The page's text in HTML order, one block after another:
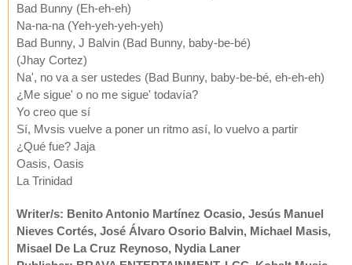
Bad Bunny (Eh-eh-eh)
Na-na-na (Yeh-yeh-yeh-yeh)
Bad Bunny, J Balvin (Bad Bunny, baby-be-bé)
(Jhay Cortez)
Na', no va a ser ustedes (Bad Bunny, baby-be-bé, eh-eh-eh)
¿Me sigue' o no me sigue' todavía?
Yo creo que sí
Sí, Mvsis vuelve a poner un ritmo así, lo vuelvo a partir
¿Qué fue? Jaja
Oasis, Oasis
La Trinidad
Writer/s: Benito Antonio Martínez Ocasio, Jesús Manuel
Nieves Cortés, José Álvaro Osorio Balvin, Michael Masis,
Misael De La Cruz Reynoso, Nydia Laner